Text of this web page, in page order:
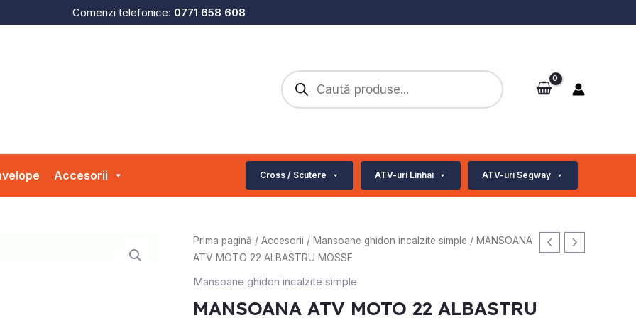
Comenzi telefonice: 0771 658 608
Products
search
Accesorii Cross / Scutere ATV-uri Linhai ATV-uri Segway
Prima pagină / Accesorii / Mansoane ghidon incalzite simple / MANSOANA
ATV MOTO 22 ALBASTRU MOSSE
Mansoane ghidon incalzite simple
MANSOANA ATV MOTO 22 ALBASTRU
Cantitate
MANSOANA
22